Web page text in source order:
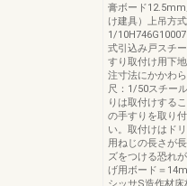
膏ボード12.5mm
け建具）上吊方
1/
式引込み戸スチ
すり取付け用下
注寸法にかかわ
尺：1/50スチー
りは取付けする
の手すりを取り
い。取付けはド
用ねじの長さが
ズをつける恐れ
げ用ボード＝
シッサS造作材